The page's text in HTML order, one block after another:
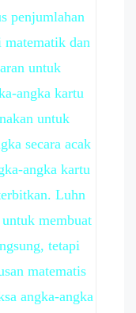
penjumlahan
matematik dan
untuk
angka kartu
untuk
secara acak
angka kartu
Luhn
membuat
tetapi
matematis
angka-angka